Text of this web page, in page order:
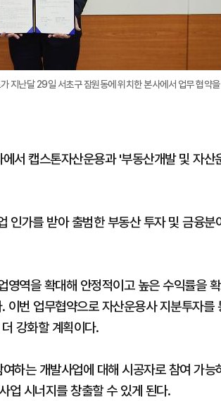
지난달 29일 서초구 잠원동에 위치한 본사에서 업무 협약을
서 캡스톤자산운용과 '부동산개발 및 자산
가를 받아 출범한 부동산 투자 및 금융분
역을 확대해 안정적이고 높은 수익률을
번 업무협약으로 자산운용사 지분투자를
강화할 계획이다.
하는 개발사업에 대해 시공자로 참여 가능
업 시너지를 창출할 수 있게 된다.